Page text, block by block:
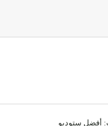
أفضل ستوديو